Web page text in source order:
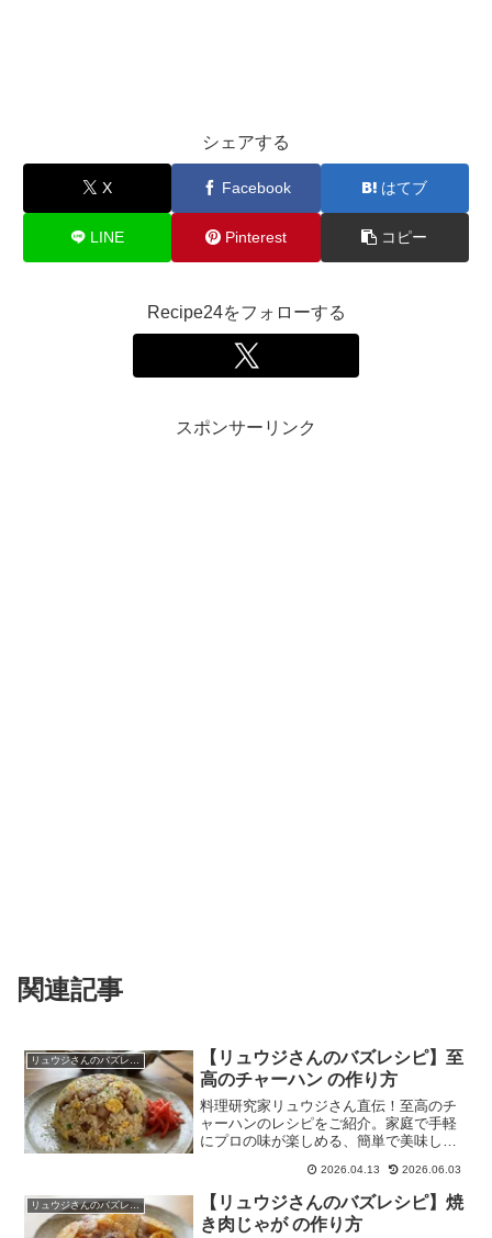
シェアする
X Facebook はてブ
LINE Pinterest コピー
Recipe24をフォローする
スポンサーリンク
関連記事
【リュウジさんのバズレシピ】至
高のチャーハン の作り方
料理研究家リュウジさん直伝！至高のチ
ャーハンのレシピをご紹介。家庭で手軽
にプロの味が楽しめる、簡単で美味しい
2026.04.13 2026.06.03
リュウジさんのバズレシピ
【リュウジさんのバズレシピ】焼
き肉じゃが の作り方